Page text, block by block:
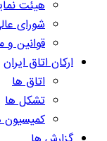
هیئت
شورای
قوانین و
ارکان اتاق ایران
اتاق ها
تشکل ها
کمیسیون